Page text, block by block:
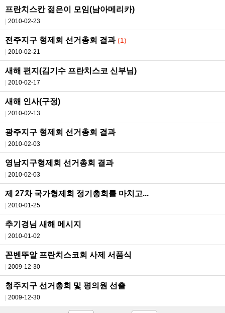
프란치스칸 젊은이 모임(남아메리카)
2010-02-23
전주지구 형제회 선거총회 결과 (1)
2010-02-21
새해 편지(김기수 프란치스코 신부님)
2010-02-17
새해 인사(구정)
2010-02-13
광주지구 형제회 선거총회 결과
2010-02-03
영남지구형제회 선거총회 결과
2010-02-03
제 27차 국가형제회 정기총회를 마치고...
2010-01-25
추기경님 새해 메시지
2010-01-02
꼰벤뚜알 프란치스코회 사제 서품식
2009-12-30
청주지구 선거총회 및 평의원 선출
2009-12-30